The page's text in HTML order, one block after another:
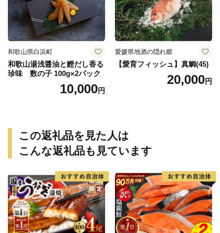
和歌山県白浜町
和歌山湯浅醤油と鰹だし香る
珍味 数の子 100g×2パック
10,000円
愛媛県地酒の隠れ郷
【愛育フィッシュ】真鯛(45)
20,000円
この返礼品を見た人は
こんな返礼品も見ています